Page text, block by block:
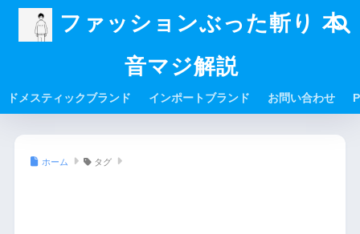
ファッションぶった斬り 本
音マジ解説
ドメスティックブランド インポートブランド お問い合わせ
ホーム タグ